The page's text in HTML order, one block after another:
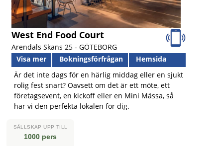
West End Food Court
Arendals Skans 25 - GÖTEBORG
Visa mer
Bokningsförfrågan
Hemsida
Är det inte dags för en härlig middag eller en sjukt
rolig fest snart? Oavsett om det är ett möte, ett
företagsevent, en kickoff eller en Mini Mässa, så
har vi den perfekta lokalen för dig.
SÄLLSKAP UPP TILL
1000 pers